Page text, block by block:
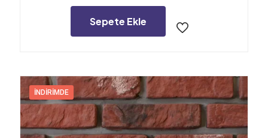
1.100,00₺.
Sepete Ekle
İNDIRIMDE